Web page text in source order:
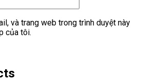
và trang web trong trình duyệt này
của tôi.